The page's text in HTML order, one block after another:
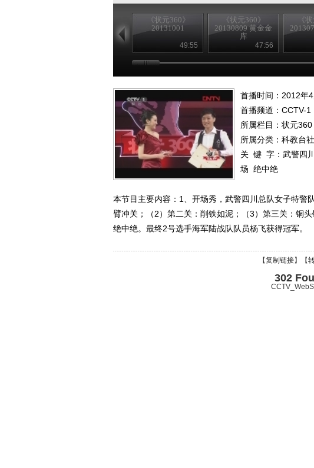
《状元360》
20131001
49:55
《状元360》
20130809 黄金金
库
47:56
《
首播时间：2012年
首播频道： CCTV-1
所属栏目： 状元360
所属分类：科教台
关 键 字： 武警四
场 绝中绝
本节目主要内容：1、开场秀，武警四川总队女子特警
臂冲关；（2）第二关：削铁如泥；（3）第三关：铜
绝中绝。最终2号选手海军陆战队队员杨飞获得冠军。
【复制链接】【
302